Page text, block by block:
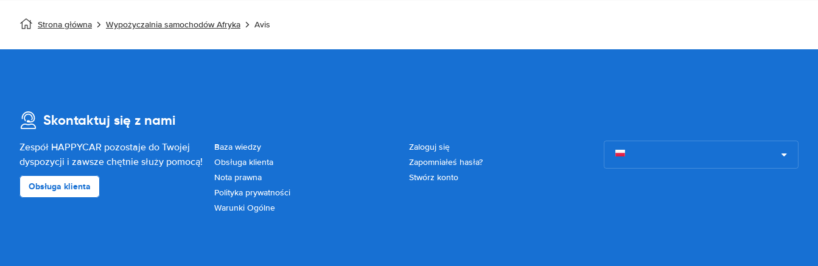
Strona główna Wypożyczalnia samochodów Afryka Avis
Skontaktuj się z nami
Zespół HAPPYCAR pozostaje do Twojej
dyspozycji i zawsze chętnie służy pomocą!
Obsługa klienta
Baza wiedzy
Obsługa klienta
Nota prawna
Polityka prywatności
Warunki Ogólne
Zaloguj się
Zapomniałeś hasła?
Stwórz konto